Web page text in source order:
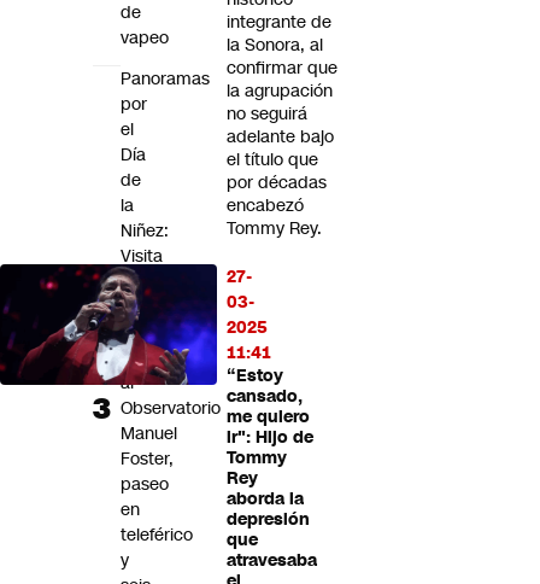
integrante de
la Sonora, al
confirmar que
la agrupación
no seguirá
adelante bajo
el título que
por décadas
encabezó
Tommy Rey.
27-
03-
2025
11:41
“Estoy
cansado,
me quiero
ir": Hijo de
Tommy
Rey
aborda la
depresión
que
atravesaba
de
vapeo
Panoramas
por
el
Día
de
la
Niñez:
Visita
al
Zoológico
Nacional
y
al
Observatorio
Manuel
Foster,
paseo
en
teleférico
y